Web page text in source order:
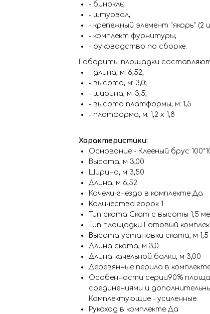
- бинокль;
- штурвал;
- крепежный элемент "якорь" (2
- комплект фурнитуры;
- руководство по сборке.
Габариты площадки
- длина, м: 6,52;
- высота, м: 3,0;
- ширина, м: 3,5;
- высота платформы, м: 1,5
- платформа, м: 1,2 х 1,8
Характеристики:
Основание - Клееный брус
Высота, м 3,00
Ширина, м 3,50
Длина, м 6,52
Качели-гнездо в комплекте Да
Количество горок 1
Тип ската Скат с высоты 1,5
Тип площадки Готовый
Высота установки ската, м 1,5
Длина ската, м 3,0
Длина качельной балки, м 3,00
Деревянные перила в
Особенности серии90%
соединениями и
Комплектующие - усиленные.
Рукоход в комплекте Да